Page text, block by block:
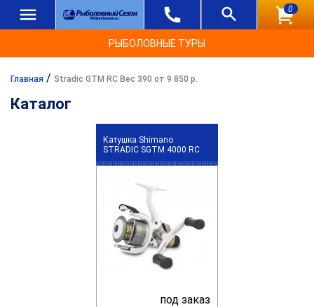
0
РЫБОЛОВНЫЕ ТУРЫ
Главная / Stradic GTM RC Вес 390 от 9 850 р.
Каталог
Катушка Shimano
STRADIC SGTM 4000 RC
под заказ